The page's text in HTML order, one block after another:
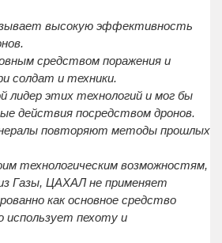
высокую эффективность
средством поражения и
солдат и техники.
лидер этих технологий и мог бы
действия посредством дронов.
повторяют методы прошлых
технологическим возможностям,
Газы, ЦАХАЛ не применяет
как основное средство
использует пехоту и